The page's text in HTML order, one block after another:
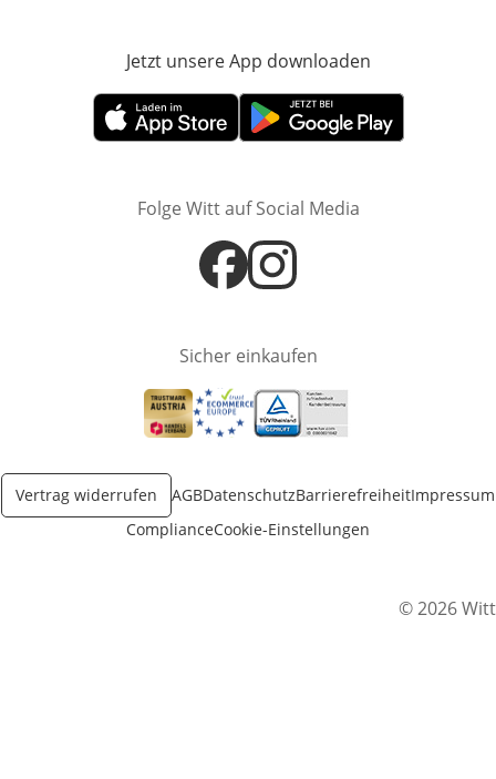
Jetzt unsere App downloaden
Öffnet in neuem FensterÖffnet in neuem Fenster
Folge Witt auf Social Media
Öffnet in neuem Fenster
Öffnet in neuem Fenster
Sicher einkaufen
Öffnet in neuem Fenster
Öffnet in neuem Fenster
Öffnet in neuem Fenster
Vertrag widerrufen AGBDatenschutzBarrierefreiheitImpressum
ComplianceCookie-Einstellungen
© 2026 Witt